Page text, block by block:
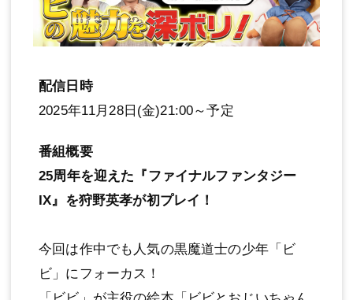
配信日時
2025年11月28日(金)21:00～予定
番組概要
25周年を迎えた『ファイナルファンタジー
IX』を狩野英孝が初プレイ！
今回は作中でも人気の黒魔道士の少年「ビ
ビ」にフォーカス！